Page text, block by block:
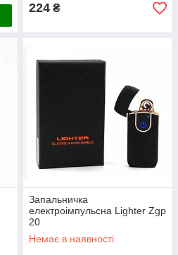
224 ₴
Запальничка
електроімпульсна Lighter Zgp
20
Немає в наявності